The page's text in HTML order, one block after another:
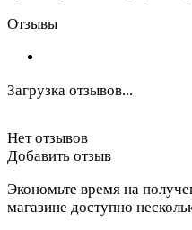
Отзывы
Загрузка отзывов...
Нет отзывов
Добавить отзыв
Экономьте время на
магазине доступно